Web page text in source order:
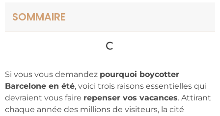
SOMMAIRE
Si vous vous demandez pourquoi boycotter
Barcelone en été, voici trois raisons essentielles qui
devraient vous faire repenser vos vacances. Attirant
chaque année des millions de visiteurs, la cité